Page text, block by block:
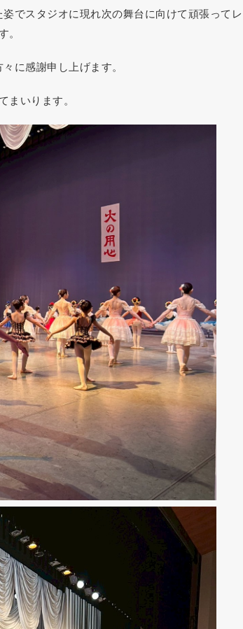
でスタジオに現れ次の舞台に向けて頑張ってレ
。
に感謝申し上げます。
まいります。